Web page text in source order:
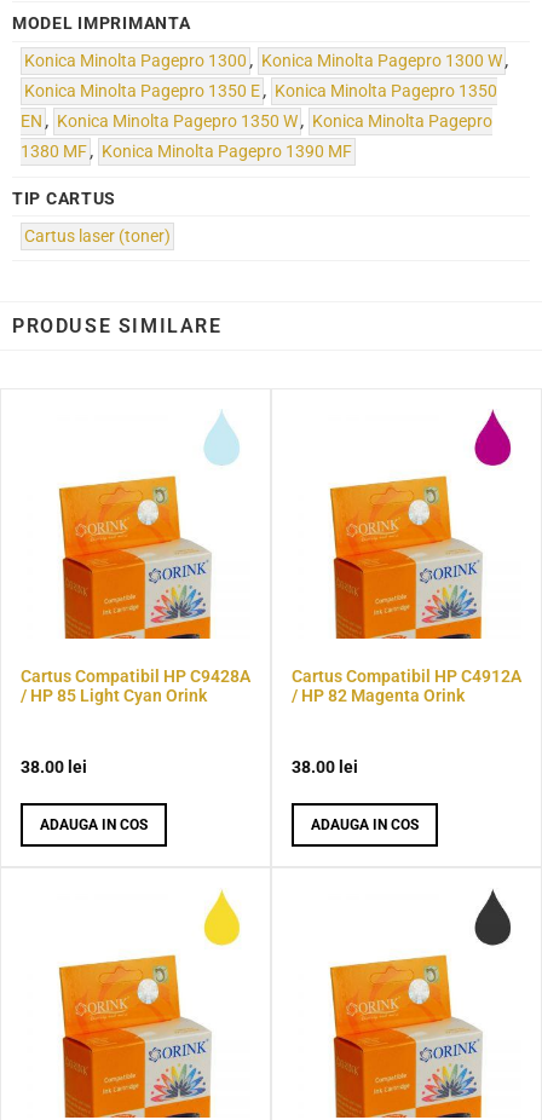
MODEL IMPRIMANTA
Konica Minolta Pagepro 1300 , Konica Minolta Pagepro 1300 W,
Konica Minolta Pagepro 1350 E, Konica Minolta Pagepro 1350
EN , Konica Minolta Pagepro 1350 W, Konica Minolta Pagepro
1380 MF, Konica Minolta Pagepro 1390 MF
TIP CARTUS
Cartus laser (toner)
PRODUSE SIMILARE
Cartus Compatibil HP C9428A
/ HP 85 Light Cyan Orink
38.00 lei
ADAUGA IN COS
Cartus Compatibil HP C4912A
/ HP 82 Magenta Orink
38.00 lei
ADAUGA IN COS